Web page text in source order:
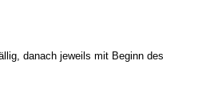
danach jeweils mit Beginn des